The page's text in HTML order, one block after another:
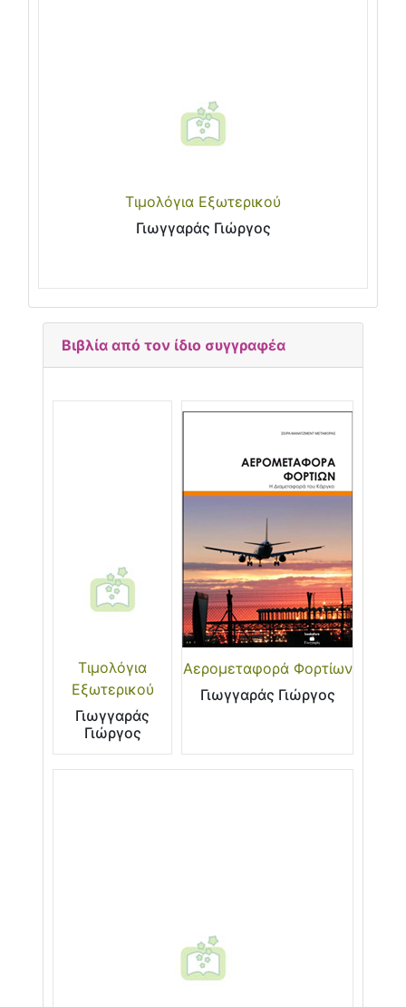
Τιμολόγια Εξωτερικού
Γιωγγαράς Γιώργος
Βιβλία από τον ίδιο συγγραφέα
Τιμολόγια
Εξωτερικού
Γιωγγαράς
Γιώργος
Αερομεταφορά Φορτίων
Γιωγγαράς Γιώργος